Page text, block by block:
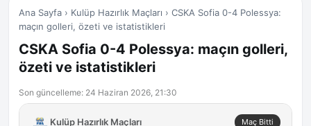
Ana Sayfa › Kulüp Hazırlık Maçları › CSKA Sofia 0-4 Polessya:
maçın golleri, özeti ve istatistikleri
CSKA Sofia 0-4 Polessya: maçın golleri,
özeti ve istatistikleri
Son güncelleme: 24 Haziran 2026, 21:30
Kulüp Hazırlık Maçları Maç Bitti